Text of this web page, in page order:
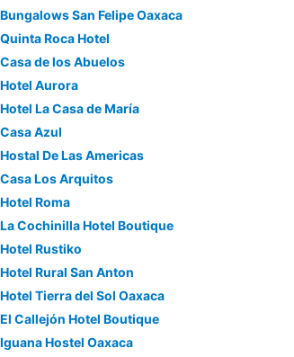
Bungalows San Felipe Oaxaca
Quinta Roca Hotel
Casa de los Abuelos
Hotel Aurora
Hotel La Casa de María
Casa Azul
Hostal De Las Americas
Casa Los Arquitos
Hotel Roma
La Cochinilla Hotel Boutique
Hotel Rustiko
Hotel Rural San Anton
Hotel Tierra del Sol Oaxaca
El Callejón Hotel Boutique
Iguana Hostel Oaxaca